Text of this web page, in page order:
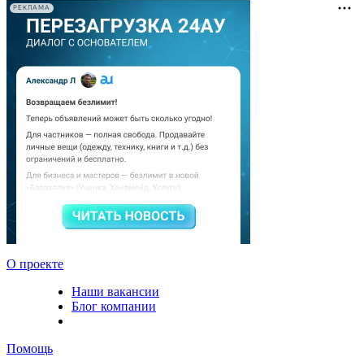
РЕКЛАМА
О проекте
Наши вакансии
Блог компании
Помощь